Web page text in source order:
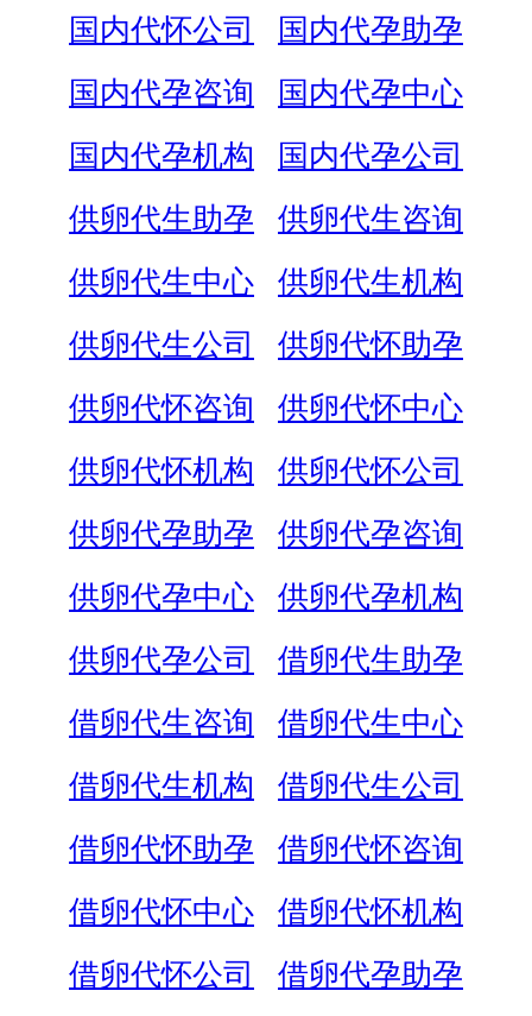
国内代怀公司
国内代孕助孕
国内代孕咨询
国内代孕中心
国内代孕机构
国内代孕公司
供卵代生助孕
供卵代生咨询
供卵代生中心
供卵代生机构
供卵代生公司
供卵代怀助孕
供卵代怀咨询
供卵代怀中心
供卵代怀机构
供卵代怀公司
供卵代孕助孕
供卵代孕咨询
供卵代孕中心
供卵代孕机构
供卵代孕公司
借卵代生助孕
借卵代生咨询
借卵代生中心
借卵代生机构
借卵代生公司
借卵代怀助孕
借卵代怀咨询
借卵代怀中心
借卵代怀机构
借卵代怀公司
借卵代孕助孕